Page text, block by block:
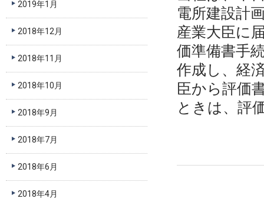
電所建設計
産業大臣に
価準備書手
作成し、経
臣から評価
ときは、評
2019年1月
2018年12月
2018年11月
2018年10月
2018年9月
2018年7月
2018年6月
2018年4月